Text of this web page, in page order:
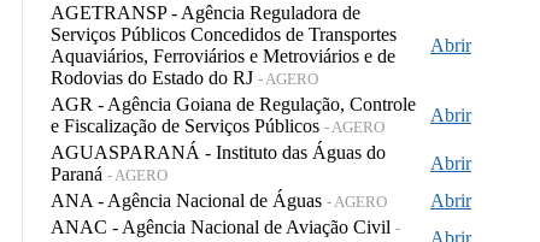
AGETRANSP - Agência Reguladora de
Serviços Públicos Concedidos de Transportes
Aquaviários, Ferroviários e Metroviários e de
Rodovias do Estado do RJ - AGERO
Abrir
AGR - Agência Goiana de Regulação, Controle
e Fiscalização de Serviços Públicos - AGERO
Abrir
AGUASPARANÁ - Instituto das Águas do
Paraná - AGERO
Abrir
ANA - Agência Nacional de Águas - AGERO
Abrir
ANAC - Agência Nacional de Aviação Civil -
Abrir